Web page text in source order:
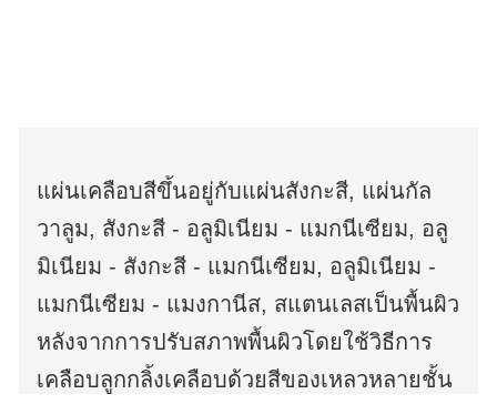
แผ่นเคลือบสีขึ้นอยู่กับแผ่นสังกะสี, แผ่นกัล
วาลูม, สังกะสี - อลูมิเนียม - แมกนีเซียม, อลู
มิเนียม - สังกะสี - แมกนีเซียม, อลูมิเนียม -
แมกนีเซียม - แมงกานีส, สแตนเลสเป็นพื้นผิว
หลังจากการปรับสภาพพื้นผิวโดยใช้วิธีการ
เคลือบลูกกลิ้งเคลือบด้วยสีของเหลวหลายชั้น